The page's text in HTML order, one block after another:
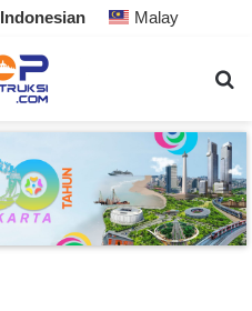
Indonesian Malay